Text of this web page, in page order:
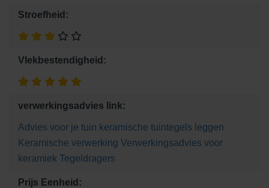
Stroefheid:
Vlekbestendigheid:
verwerkingsadvies link:
Advies voor je tuin keramische tuintegels leggen
Keramische verwerking Verwerkingsadvies voor
keramiek Tegeldragers
Prijs Eenheid: